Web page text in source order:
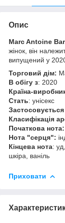
Опис
Marc Antoine
жінок, він
випущений у
Торговий дім:
В обігу з: 2020
Країна-
Стать: унісекс
Застосовується
Класифікація
Початкова нота:
Нота "серця":
Кінцева нота:
шкіра, ваніль
Приховати